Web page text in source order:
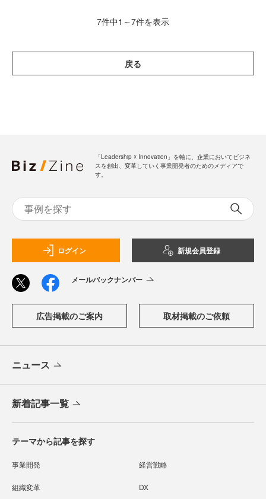
7件中1～7件を表示
戻る
「Leadership ☓ Innovation」を軸に、企業においてビジネ
スを創出、変革していく事業開発者のためのメディアで
す。
ログイン 新規会員登録
メールバックナンバー
広告掲載のご案内 取材掲載のご依頼
ニュース
新着記事一覧
テーマから記事を探す
事業開発 経営戦略
組織変革 DX